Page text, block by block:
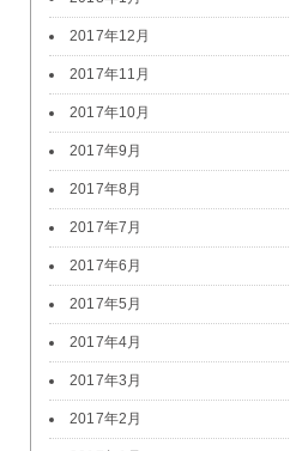
2017年12月
2017年11月
2017年10月
2017年9月
2017年8月
2017年7月
2017年6月
2017年5月
2017年4月
2017年3月
2017年2月